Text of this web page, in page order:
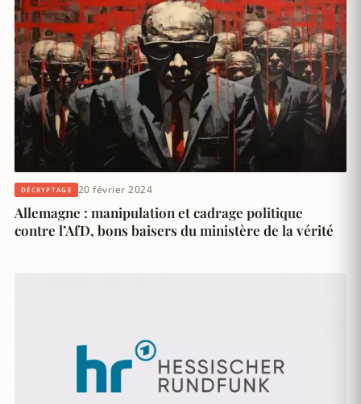
DÉCRYPTAGE 20 février 2024
Allemagne : manipulation et cadrage politique
contre l’AfD, bons baisers du ministère de la vérité